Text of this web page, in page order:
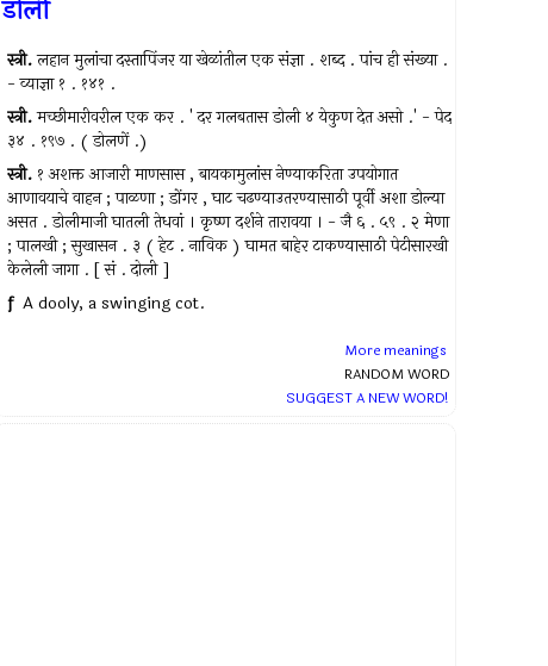
डोली
स्त्री.लहान मुलांचा दस्तापिंजर या खेळांतील एक संज्ञा . शब्द . पांच ही संख्या .
- व्याज्ञा १ . १४१ .
स्त्री.मच्छीमारीवरील एक कर . ' दर गलबतास डोली ४ येकुण देत असो .' - पेद
३४ . १९७ . ( डोलणें .)
स्त्री. १ अशक्त आजारी माणसास , बायकामुलांस नेण्याकरिता उपयोगात
आणावयाचे वाहन ; पाळणा ; डोंगर , घाट चढण्याउतरण्यासाठी पूर्वी अशा डोल्या
असत . डोलीमाजी घातली तेधवां । कृष्ण दर्शने तारावया । - जै ६ . ५९ . २ मेणा
; पालखी ; सुखासन . ३ ( हेट . नाविक ) घामत बाहेर टाकण्यासाठी पेटीसारखी
केलेली जागा . [ सं . दोली ]
f A dooly, a swinging cot.
More meanings
RANDOM WORD
SUGGEST A NEW WORD!